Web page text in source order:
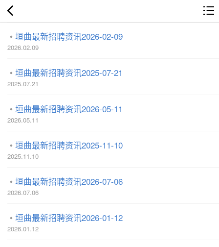
垣曲最新招聘资讯2026-02-09
2026.02.09
垣曲最新招聘资讯2025-07-21
2025.07.21
垣曲最新招聘资讯2026-05-11
2026.05.11
垣曲最新招聘资讯2025-11-10
2025.11.10
垣曲最新招聘资讯2026-07-06
2026.07.06
垣曲最新招聘资讯2026-01-12
2026.01.12